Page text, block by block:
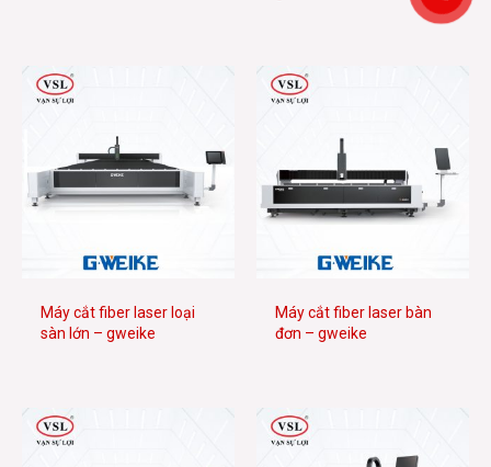
Máy cắt fiber laser loại
sàn lớn – gweike
Máy cắt fiber laser bàn
đơn – gweike